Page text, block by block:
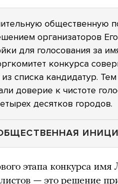
общественную
организаторов
для голосования за
конкурса
списка кандидатур.
доверие к чистоте
десятков городов.
этапа конкурса
— это решение